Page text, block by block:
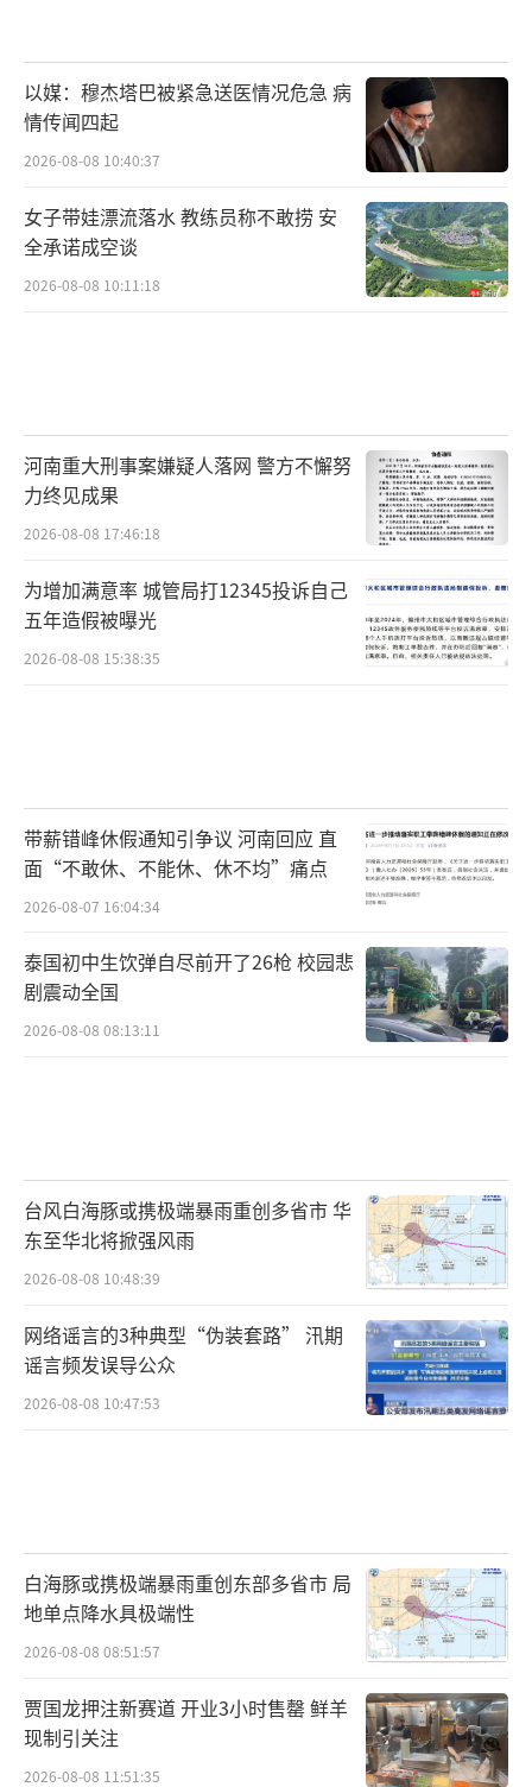
以媒：穆杰塔巴被紧急送医情况危急 病
情传闻四起
2026-08-08 10:40:37
女子带娃漂流落水 教练员称不敢捞 安
全承诺成空谈
2026-08-08 10:11:18
河南重大刑事案嫌疑人落网 警方不懈努
力终见成果
2026-08-08 17:46:18
为增加满意率 城管局打12345投诉自己
五年造假被曝光
2026-08-08 15:38:35
带薪错峰休假通知引争议 河南回应 直
面“不敢休、不能休、休不均”痛点
2026-08-07 16:04:34
泰国初中生饮弹自尽前开了26枪 校园悲
剧震动全国
2026-08-08 08:13:11
台风白海豚或携极端暴雨重创多省市 华
东至华北将掀强风雨
2026-08-08 10:48:39
网络谣言的3种典型“伪装套路” 汛期
谣言频发误导公众
2026-08-08 10:47:53
白海豚或携极端暴雨重创东部多省市 局
地单点降水具极端性
2026-08-08 08:51:57
贾国龙押注新赛道 开业3小时售罄 鲜羊
现制引关注
2026-08-08 11:51:35